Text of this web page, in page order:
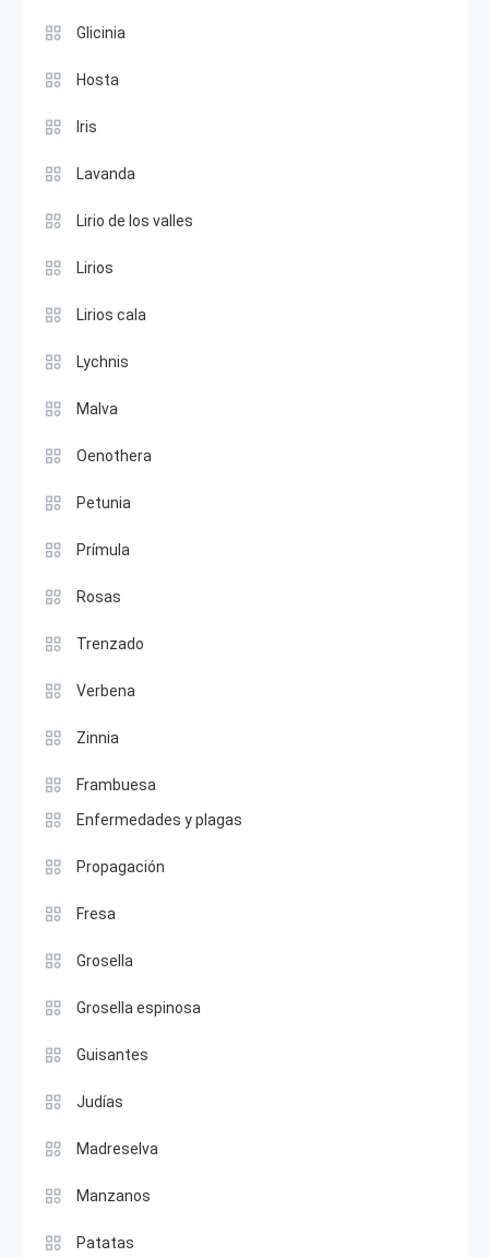
Glicinia
Hosta
Iris
Lavanda
Lirio de los valles
Lirios
Lirios cala
Lychnis
Malva
Oenothera
Petunia
Prímula
Rosas
Trenzado
Verbena
Zinnia
Frambuesa
Enfermedades y plagas
Propagación
Fresa
Grosella
Grosella espinosa
Guisantes
Judías
Madreselva
Manzanos
Patatas